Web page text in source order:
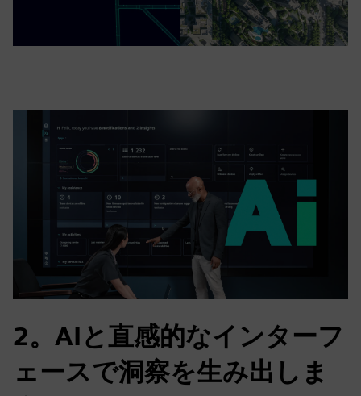
2。AIと直感的なインターフ
ェースで洞察を生み出しま